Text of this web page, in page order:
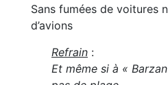
Sans fumées de voitures
d’avions
Refrain :
Et même si à «